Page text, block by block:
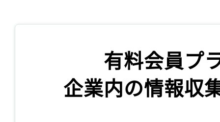
有料会員プ
企業内の情報収